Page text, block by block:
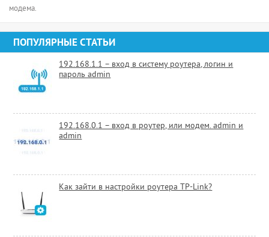
модема.
ПОПУЛЯРНЫЕ СТАТЬИ
192.168.1.1 – вход в систему роутера, логин и
пароль admin
192.168.0.1 – вход в роутер, или модем. admin и
admin
Как зайти в настройки роутера TP-Link?